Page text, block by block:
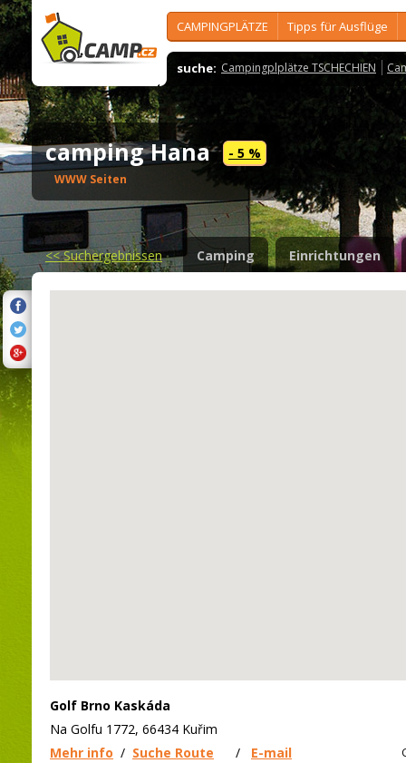
CAMPINGPLÄTZE Tipps für Ausflüge
suche: Campingplplätze TSCHECHIEN
camping Hana - 5 %
WWW Seiten
<<Suchergebnissen Camping Einrichtungen
Golf Brno Kaskáda
Na Golfu 1772, 66434 Kuřim
Mehr info / Suche Route / E-mail